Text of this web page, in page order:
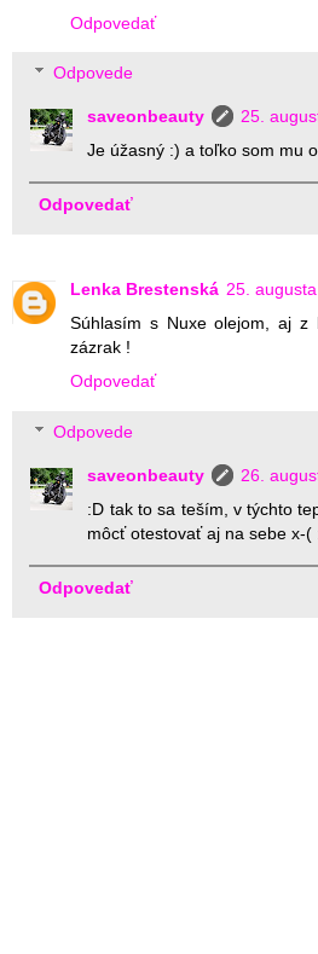
Odpovedať
Odpovede
saveonbeauty
25.
Je úžasný :) a toľko som mu
Odpovedať
Lenka Brestenská 25.
Súhlasím s Nuxe olejom, aj z
zázrak !
Odpovedať
Odpovede
saveonbeauty
26.
:D tak to sa teším, v týchto
môcť otestovať aj na sebe x-(
Odpovedať